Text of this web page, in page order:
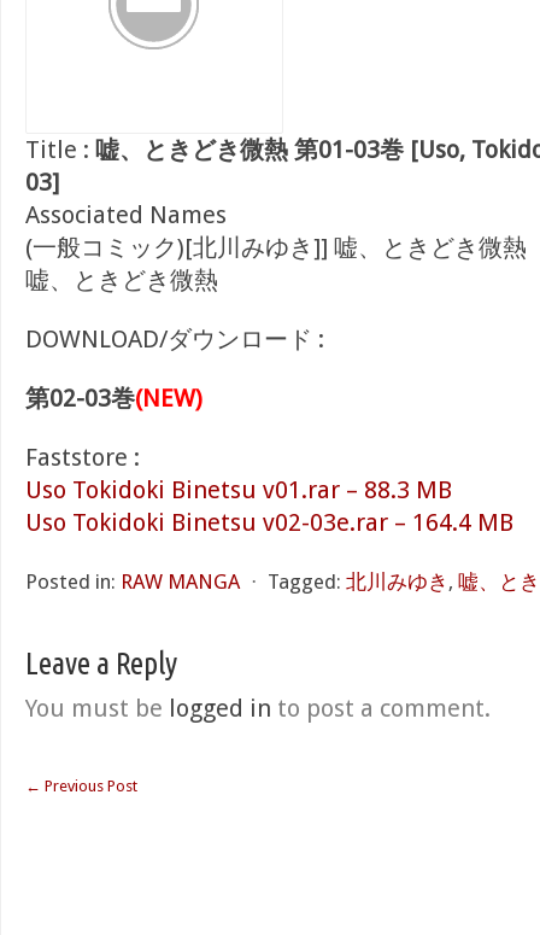
Title : 嘘、ときどき微熱 第01-03巻 [Uso,
03]
Associated Names
(一般コミック)[北川みゆき]] 嘘、ときどき微熱
嘘、ときどき微熱
DOWNLOAD/ダウンロード :
第02-03巻(NEW)
Faststore :
Uso Tokidoki Binetsu v01.rar – 88.3 MB
Uso Tokidoki Binetsu v02-03e.rar – 164.4 MB
Posted in: RAW MANGA ⋅ Tagged: 北川みゆき , 嘘、と
Leave a Reply
You must be logged in to post a comment.
← Previous Post